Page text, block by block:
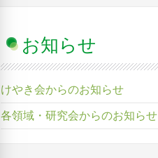
お知らせ
けやき会からのお知らせ
各領域・研究会からのお知らせ